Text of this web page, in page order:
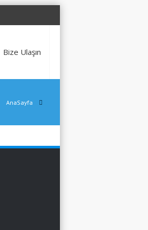
Bize Ulaşın
AnaSayfa